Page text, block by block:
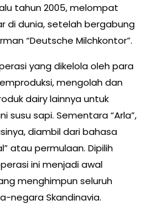
tahun 2005, melompat
di dunia, setelah bergabung
“Deutsche Milchkontor”.
yang dikelola oleh para
mengolah dan
dairy lainnya untuk
susu sapi. Sementara “Arla”,
diambil dari bahasa
atau permulaan. Dipilih
ini menjadi awal
menghimpun seluruh
negara Skandinavia.